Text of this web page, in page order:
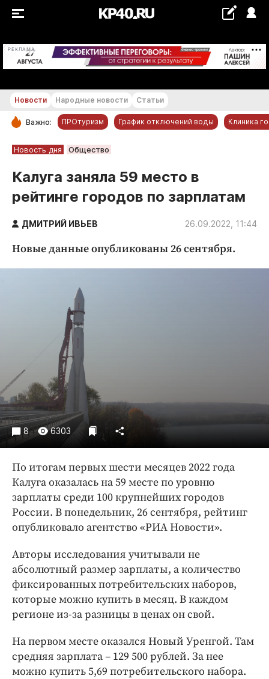
РЕКЛАМА +18...+19 °С
РУБРИКИ
Новости компаний
Статьи
Народные новости
Авто и транспорт
Благоустройство
Культура
Недвижимость и ЖКХ
Образование
Общество
Погода
Праздники
Происшествия
Спорт
Экономика и бизнес
ПРОЕКТЫ
Блоги
Издания
Медиаперсона
Клиника года
Бренд года
Работодатель года
Новости Народные новости Статьи
Важно: ПРОтуризм График отключений воды Клиника
Новость дня Общество
Калуга заняла 59 место в
рейтинге городов по зарплатам
ДМИТРИЙ ИВЬЕВ 26.09.2022, 11:44
Новые данные опубликованы 26 сентября.
8 6303
По итогам первых шести месяцев 2022 года
Калуга оказалась на 59 месте по уровню
зарплаты среди 100 крупнейших городов
России. В понедельник, 26 сентября, рейтинг
опубликовало агентство «РИА Новости».
Авторы исследования учитывали не
абсолютный размер зарплаты, а количество
фиксированных потребительских наборов,
которые можно купить в месяц. В каждом
регионе из-за разницы в ценах он свой.
На первом месте оказался Новый Уренгой. Там
средняя зарплата – 129 500 рублей. За нее
можно купить 5,69 потребительского набора.